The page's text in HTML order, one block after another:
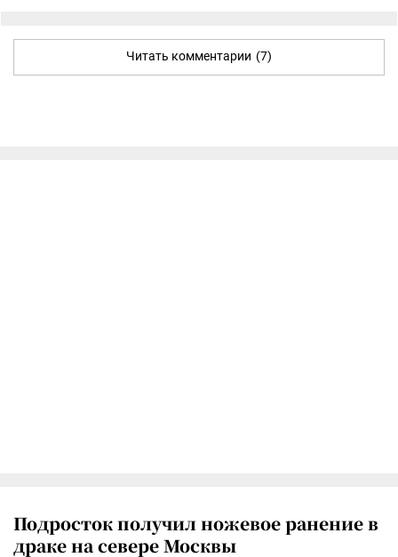
Читать комментарии (7)
Подросток получил ножевое ранение в
драке на севере Москвы